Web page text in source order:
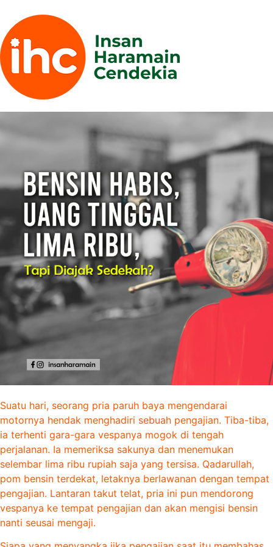
Suatu hari, seorang pria paruh baya mengendarai
motornya hendak menghadiri sebuah pengajian. Tiba-tiba,
ia terhenti gara-gara vespanya mogok di tengah
perjalanan. Ia memeriksa sakunya dan menemukan
selembar lima ribu rupiah saja yang tersisa. Qadarullah,
pom bensin terdekat, letaknya berlawanan dengan tempat
pengajian. Lantaran takut telat, pria ini pun mendorong
vespanya ke tempat pengajian dan akan mengisi bensin
nanti seusai mengaji.